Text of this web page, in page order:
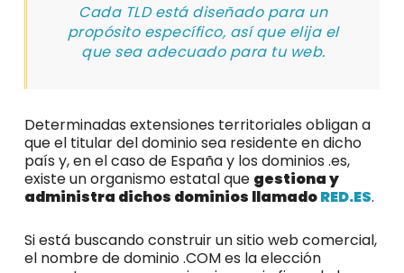
Cada TLD está diseñado para un
propósito específico, así que elija el
que sea adecuado para tu web.
Determinadas extensiones territoriales obligan a
que el titular del dominio sea residente en dicho
país y, en el caso de España y los dominios .es,
existe un organismo estatal que gestiona y
administra dichos dominios llamadoRED.ES.
Si está buscando construir un sitio web comercial,
el nombre de dominio .COM es la elección